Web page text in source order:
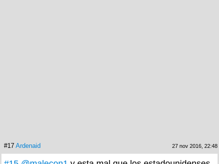
#17 Ardenaid 27 nov 2016, 22:48